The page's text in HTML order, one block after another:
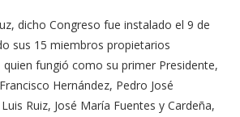
dicho Congreso fue instalado el 9 de
sus 15 miembros propietarios
quien fungió como su primer Presidente,
Hernández, Pedro José
Ruiz, José María Fuentes y Cardeña,